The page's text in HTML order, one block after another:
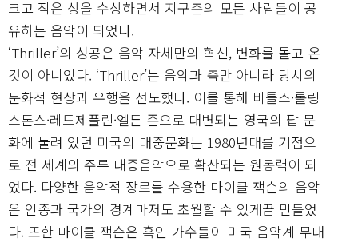
크고 작은 상을 수상하면서 지구촌의 모든 사람들이 공
유하는 음악이 되었다.
‘Thriller’의 성공은 음악 자체만의 혁신, 변화를 몰고 온
것이 아니었다. ‘Thriller’는 음악과 춤만 아니라 당시의
문화적 현상과 유행을 선도했다. 이를 통해 비틀스·롤링
스톤스·레드제플린·엘튼 존으로 대변되는 영국의 팝 문
화에 눌려 있던 미국의 대중문화는 1980년대를 기점으
로 전 세계의 주류 대중음악으로 확산되는 원동력이 되
었다. 다양한 음악적 장르를 수용한 마이클 잭슨의 음악
은 인종과 국가의 경계마저도 초월할 수 있게끔 만들었
다. 또한 마이클 잭슨은 흑인 가수들이 미국 음악계 무대